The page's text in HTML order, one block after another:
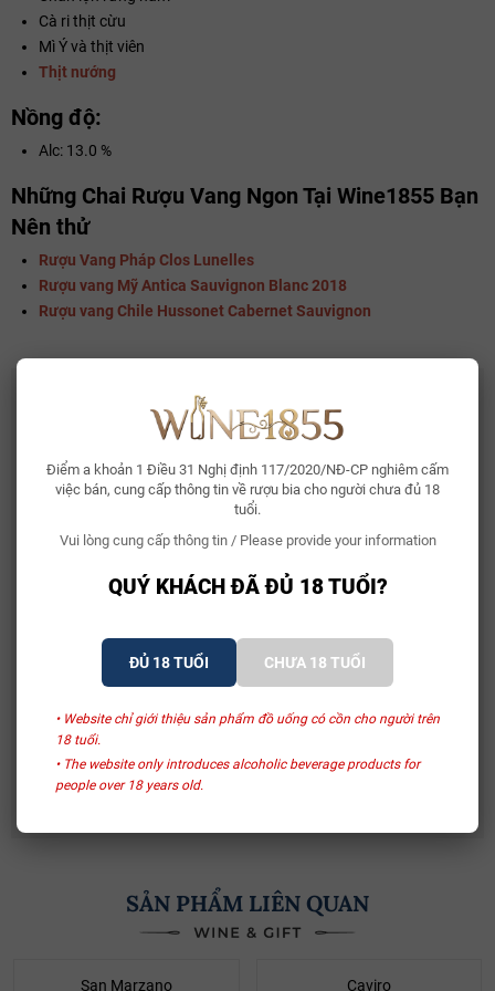
Điểm a khoản 1 Điều 31 Nghị định 117/2020/NĐ-CP nghiêm cấm
việc bán, cung cấp thông tin về rượu bia cho người chưa đủ 18
tuổi.
Vui lòng cung cấp thông tin / Please provide your information
QUÝ KHÁCH ĐÃ ĐỦ 18 TUỔI?
ĐỦ 18 TUỔI CHƯA 18 TUỔI
• Website chỉ giới thiệu sản phẩm đồ uống có cồn cho người trên
18 tuổi.
• The website only introduces alcoholic beverage products for
people over 18 years old.
Cà ri thịt cừu
Mì Ý và thịt viên
Thịt nướng
Nồng độ:
Alc: 13.0 %
Những Chai Rượu Vang Ngon Tại Wine1855 Bạn
Nên thử
Rượu Vang Pháp Clos Lunelles
Rượu vang Mỹ Antica Sauvignon Blanc 2018
Rượu vang Chile Hussonet Cabernet Sauvignon
Whisky Glenallachie 13 Year Of The Horse 2026
2.150.000₫
Bia Bỉ Trappistes Rochefort 10
150.000₫
Rượu Vang Sủi Gemma Di Luna Moscato Vino
Spumante
480.000₫ 581.000₫
490.000₫
SẢN PHẨM LIÊN QUAN
San Marzano Caviro